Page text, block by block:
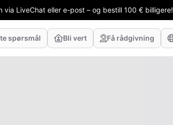
LiveChat eller e-post – og bestill 100 € billigere!
spørsmål Bli vert Få rådgivning